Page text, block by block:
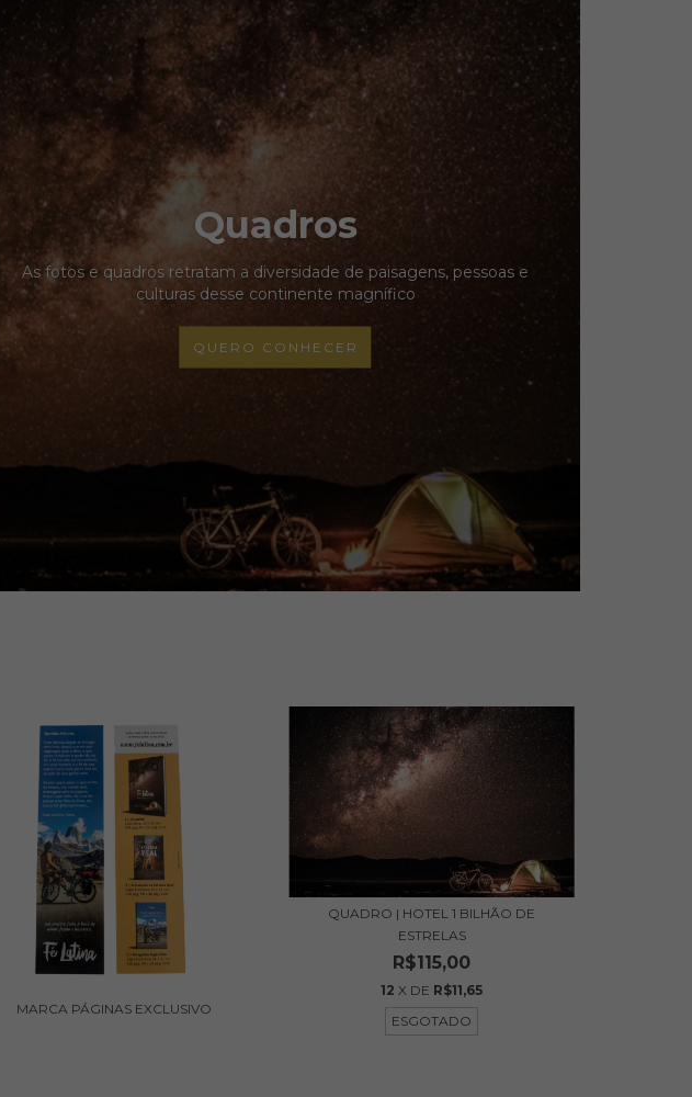
Quadros
As fotos e quadros retratam a diversidade de paisagens, pessoas e
culturas desse continente magnífico
QUERO CONHECER
MARCA PÁGINAS EXCLUSIVO
QUADRO | HOTEL 1 BILHÃO DE
ESTRELAS
R$115,00
12 X DE R$11,65
ESGOTADO